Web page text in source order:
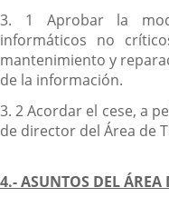
3. 1 Aprobar la
informáticos no
mantenimiento y
de la información.
3. 2 Acordar el cese, a
de director del Área de
4.- ASUNTOS DEL